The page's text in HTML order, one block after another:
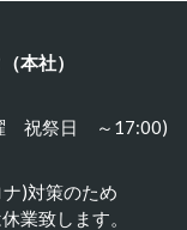
本社）
祝祭日 ～17:00)
)対策のため
業致します。